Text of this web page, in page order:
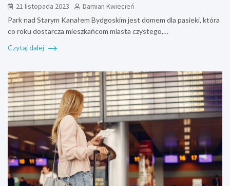
21 listopada 2023
Damian Kwiecień
Park nad Starym Kanałem Bydgoskim jest domem dla pasieki, która
co roku dostarcza mieszkańcom miasta czystego,…
Czytaj dalej